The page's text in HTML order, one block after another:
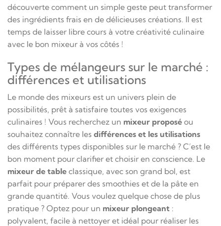
découverte comment un simple geste peut transformer
des ingrédients frais en de délicieuses créations. Il est
temps de laisser libre cours à votre créativité culinaire
avec le bon mixeur à vos côtés !
Types de mélangeurs sur le marché :
différences et utilisations
Le monde des mixeurs est un univers plein de
possibilités, prêt à satisfaire toutes vos exigences
culinaires ! Vous recherchez un mixeur proposé ou
souhaitez connaître les différences et les utilisations
des différents types disponibles sur le marché ? C’est le
bon moment pour clarifier et choisir en conscience. Le
mixeur de table classique, avec son grand bol, est
parfait pour préparer des smoothies et de la pâte en
grande quantité. Vous voulez quelque chose de plus
pratique ? Optez pour un mixeur plongeant :
polyvalent, facile à nettoyer et idéal pour réaliser les